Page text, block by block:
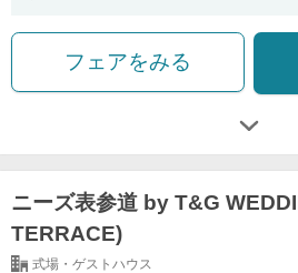
フェアをみる
ニーズ表参道 by T&G
TERRACE)
式場・ゲストハウス